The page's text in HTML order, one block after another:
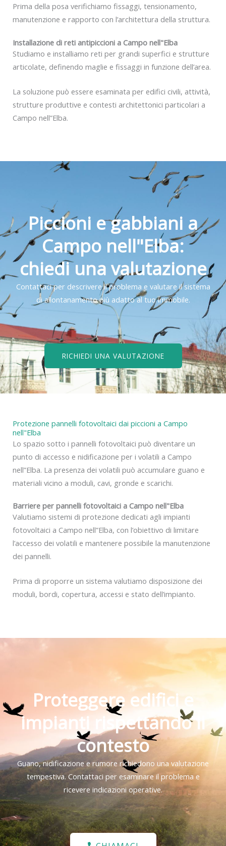
Prima della posa verifichiamo fissaggi, tensionamento,
manutenzione e rapporto con l’architettura della struttura.
Installazione di reti antipiccioni a Campo nell"Elba
Studiamo e installiamo reti per grandi superfici e strutture
articolate, definendo maglie e fissaggi in funzione dell’area.
La soluzione può essere esaminata per edifici civili, attività,
strutture produttive e contesti architettonici particolari a
Campo nell”Elba.
Piccioni e gabbiani a
Campo nell"Elba:
chiedi una valutazione
Contattaci per descrivere il problema e valutare il sistema
di allontanamento più adatto al tuo immobile.
RICHIEDI UNA VALUTAZIONE
Protezione pannelli fotovoltaici dai piccioni a Campo
nell"Elba
Lo spazio sotto i pannelli fotovoltaici può diventare un
punto di accesso e nidificazione per i volatili a Campo
nell”Elba. La presenza dei volatili può accumulare guano e
materiali vicino a moduli, cavi, gronde e scarichi.
Barriere per pannelli fotovoltaici a Campo nell"Elba
Valutiamo sistemi di protezione dedicati agli impianti
fotovoltaici a Campo nell”Elba, con l’obiettivo di limitare
l’accesso dei volatili e mantenere possibile la manutenzione
dei pannelli.
Prima di proporre un sistema valutiamo disposizione dei
moduli, bordi, copertura, accessi e stato dell’impianto.
Proteggere edifici e
impianti rispettando il
contesto
Guano, nidificazione e rumore richiedono una valutazione
tempestiva. Contattaci per esaminare il problema e
ricevere indicazioni operative.